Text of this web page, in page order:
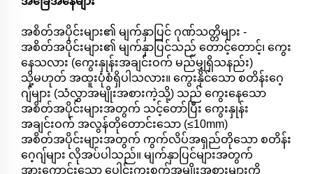
အစိတ်အပိုင်းများ၏ မျက်နှာပြင် ဂုဏ်သတ္တိများ -
အစိတ်အပိုင်းများ၏ မျက်နှာပြင်သည် တောင့်တောင့်၊ ကွေး
နေသလား (ကွေးနှုန်းအချင်းဝက် မည်မျှရှိသနည်း)
သို့မဟုတ် အထူးပုံစံရှိပါသလား။ ကွေးနိုင်သော စတိန်းဂေ့
ဂျ်များ (သံလွှာအမျိုးအစားကဲ့သို့) သည် ကွေးနေသော
အစိတ်အပိုင်းများအတွက် သင့်တော်ပြီး ကွေးနှုန်း
အချင်းဝက် အလွန်တိုတောင်းသော (≤10mm)
အစိတ်အပိုင်းများအတွက် ကွက်လိပ်အရှည်တိုသော စတိန်း
ဂေ့ဂျ်များ လိုအပ်ပါသည်။ မျက်နှာပြင်များအတွက်
အားကောင်းသော ပေါင်းကူးစက်အမျိုးအစားများကို